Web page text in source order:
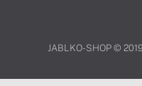
JABLKO-SHOP ©